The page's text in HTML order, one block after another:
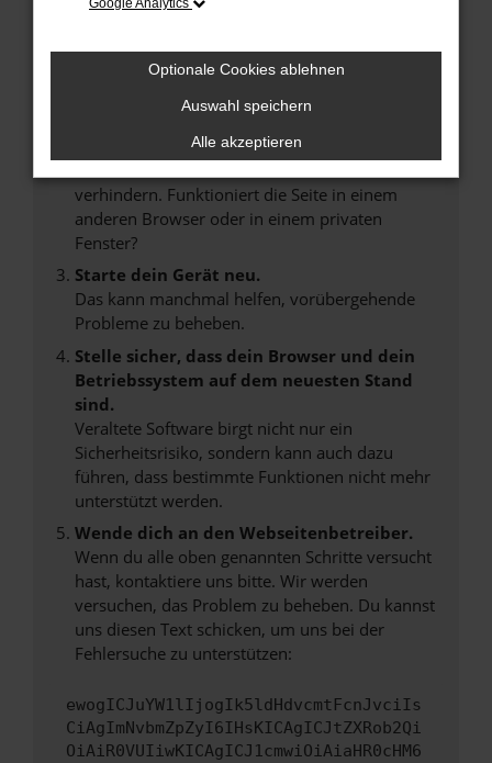
Überprüfe deine Firewall und deine
Laden andere Webseiten, zum Beispiel deine
Prüfe deine Browsererweiterungen.
Manche Erweiterungen, wie Werbeblocker,
verhindern. Funktioniert die Seite in einem
anderen Browser oder in einem privaten
Fenster?
Starte dein Gerät neu.
Das kann manchmal helfen, vorübergehende
Probleme zu beheben.
Stelle sicher, dass dein Browser und dein
Betriebssystem auf dem neuesten Stand
sind.
Veraltete Software birgt nicht nur ein
Sicherheitsrisiko, sondern kann auch dazu
führen, dass bestimmte Funktionen nicht mehr
unterstützt werden.
Wende dich an den Webseitenbetreiber.
Wenn du alle oben genannten Schritte versucht
hast, kontaktiere uns bitte. Wir werden
versuchen, das Problem zu beheben. Du kannst
uns diesen Text schicken, um uns bei der
Fehlersuche zu unterstützen:
ewogICJuYW1lIjogIk5ldHdvcmtFcnJvciIs
CiAgImNvbmZpZyI6IHsKICAgICJtZXRob2Qi
OiAiR0VUIiwKICAgICJ1cmwiOiAiaHR0cHM6
Google Analytics
Optionale Cookies ablehnen
Auswahl speichern
Alle akzeptieren